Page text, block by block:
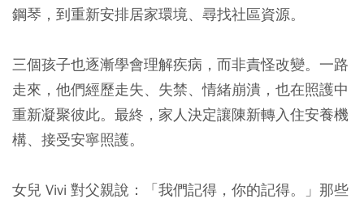
鋼琴，到重新安排居家環境、尋找社區資源。
三個孩子也逐漸學會理解疾病，而非責怪改變。一路
走來，他們經歷走失、失禁、情緒崩潰，也在照護中
重新凝聚彼此。最終，家人決定讓陳新轉入住安養機
構、接受安寧照護。
女兒 Vivi 對父親說：「我們記得，你的記得。」那些